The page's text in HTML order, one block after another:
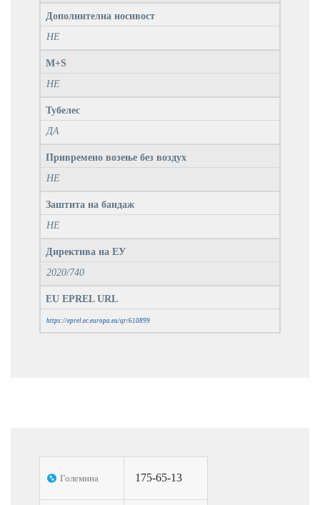
Дополнителна носивост
НЕ
M+S
НЕ
Тубелес
ДА
Привремено возење без воздух
НЕ
Заштита на бандаж
НЕ
Директива на ЕУ
2020/740
EU EPREL URL
https://eprel.ec.europa.eu/qr/610899
Големина 175-65-13